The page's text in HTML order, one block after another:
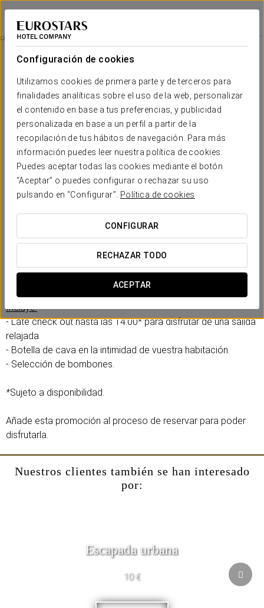
Configuración de cookies
Utilizamos cookies de primera parte y de terceros para
finalidades analíticas sobre el uso de la web, personalizar
el contenido en base a tus preferencias, y publicidad
personalizada en base a un perfil a partir de la
recopilación de tus hábitos de navegación. Para más
información puedes leer nuestra política de cookies.
Puedes aceptar todas las cookies mediante el botón
“Aceptar” o puedes configurar o rechazar su uso
pulsando en “Configurar”.
Política de cookies
CONFIGURAR
RECHAZAR TODO
ACEPTAR
Eurostars Maimónides
CÓRDOBA
Experiencia Romántica
25€
Experiencia romántica
Detalles para sorprender. Todo listo para que solo penséis
en disfrutar del amor.
En el Eurostars Maimónides, hemos creado una experiencia
romántica diseñada para compartir con vuestra pareja.
Incluye:
- Late check out hasta las 14:00* para disfrutar de una salida
relajada.
- Botella de cava en la intimidad de vuestra habitación.
- Selección de bombones.
*Sujeto a disponibilidad.
Añade esta promoción al proceso de reservar para poder
disfrutarla.
Nuestros clientes también se han interesado
por:
Escapada urbana
10 €